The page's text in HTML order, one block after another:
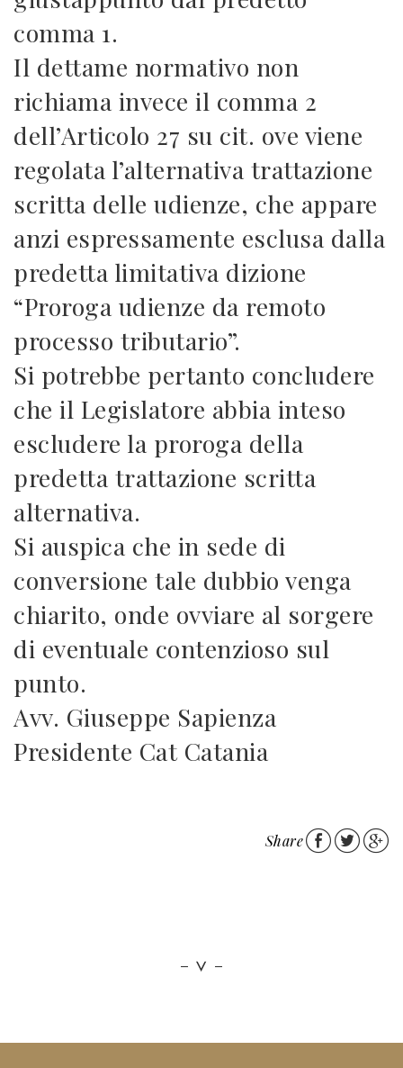
comma 1.
Il dettame normativo non
richiama invece il comma 2
dell’Articolo 27 su cit. ove viene
regolata l’alternativa trattazione
scritta delle udienze, che appare
anzi espressamente esclusa dalla
predetta limitativa dizione
“Proroga udienze da remoto
processo tributario”.
Si potrebbe pertanto concludere
che il Legislatore abbia inteso
escludere la proroga della
predetta trattazione scritta
alternativa.
Si auspica che in sede di
conversione tale dubbio venga
chiarito, onde ovviare al sorgere
di eventuale contenzioso sul
punto.
Avv. Giuseppe Sapienza
Presidente Cat Catania
Share